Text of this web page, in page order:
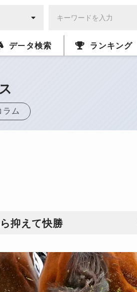
データ検索 ランキング
ラム
抑えて快勝